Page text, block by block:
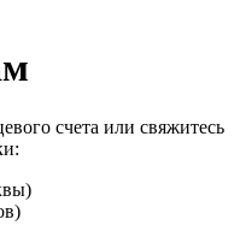
счета или свяжитесь